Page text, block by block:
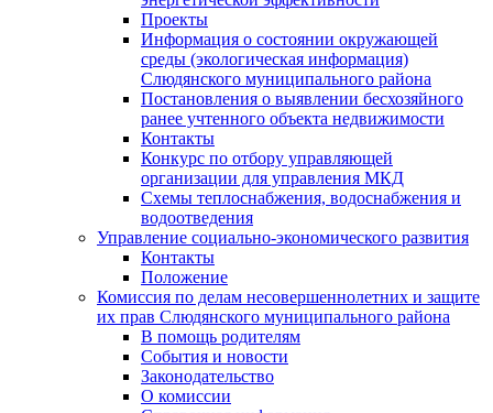
Проекты
Информация о состоянии окружающей
среды (экологическая информация)
Слюдянского муниципального района
Постановления о выявлении бесхозяйного
ранее учтенного объекта недвижимости
Контакты
Конкурс по отбору управляющей
организации для управления МКД
Схемы теплоснабжения, водоснабжения и
водоотведения
Управление социально-экономического развития
Контакты
Положение
Комиссия по делам несовершеннолетних и защите
их прав Слюдянского муниципального района
В помощь родителям
События и новости
Законодательство
О комиссии